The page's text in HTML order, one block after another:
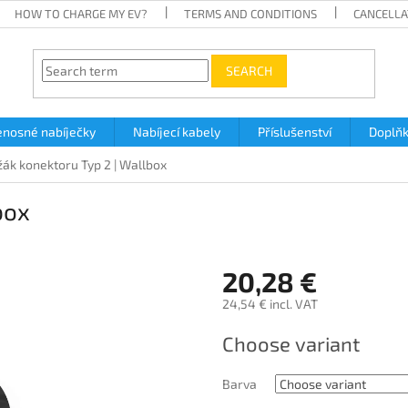
HOW TO CHARGE MY EV? TERMS AND CONDITIONS
SEARCH
nabíječky Nabíjecí kabely Příslušenství
konektoru Typ 2 | Wallbox
20,28 €
24,54 € incl. VAT
price:
Choose variant
Barva